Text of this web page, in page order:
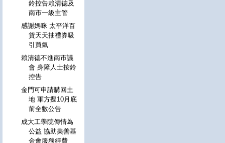
鈴控告賴清德及
南市一級主管
感謝媽咪 太平洋百
貨天天抽禮券吸
引買氣
賴清德不進南市議
會 身障人士按鈴
控告
金門可申請購回土
地 軍方擬10月底
前全數公告
成大工學院傳情為
公益 協助美善基
金會服務經費